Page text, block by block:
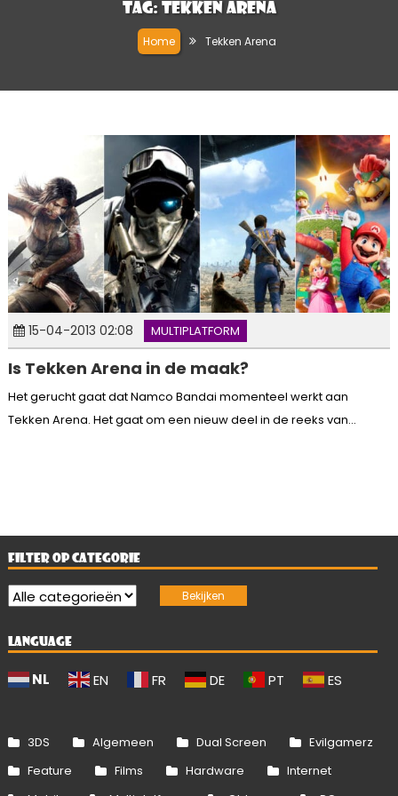
Tag: Tekken Arena
Home Tekken Arena
15-04-2013 02:08 MULTIPLATFORM
Is Tekken Arena in de maak?
Het gerucht gaat dat Namco Bandai momenteel werkt aan
Tekken Arena. Het gaat om een nieuw deel in de reeks van...
FILTER OP CATEGORIE
LANGUAGE
NL EN FR DE PT ES
3DS Algemeen Dual Screen
Evilgamerz
Feature
Films Hardware
Internet